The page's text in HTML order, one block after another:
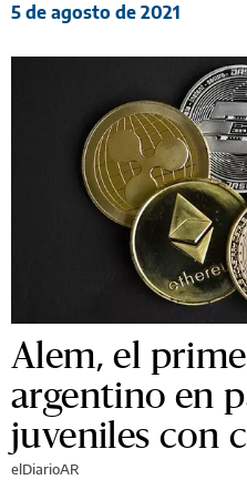
5 de agosto de 2021
Alem, el
argentino en
juveniles con
elDiarioAR